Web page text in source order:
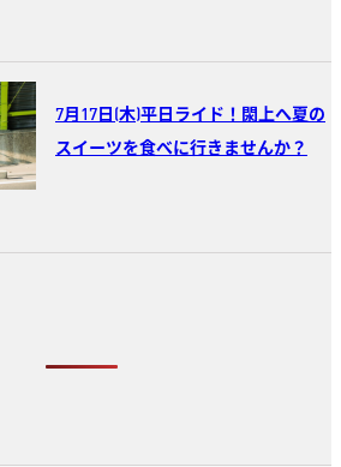
7月17日(木)平日ライド！閖上へ夏の
スイーツを食べに行きませんか？